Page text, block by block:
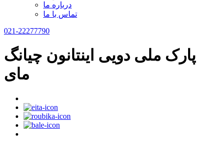
درباره ما
تماس با ما
021-22277790
پارک ملی دویی اینتانون چیانگ
مای